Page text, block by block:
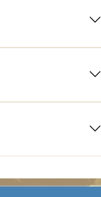
駐車場２：三井の
行は 危ない可能
・鴨川沿い ・岡崎
。 子供料金のお